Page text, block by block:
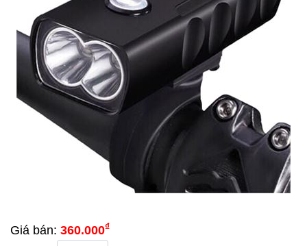
Giá bán: 360.000₫